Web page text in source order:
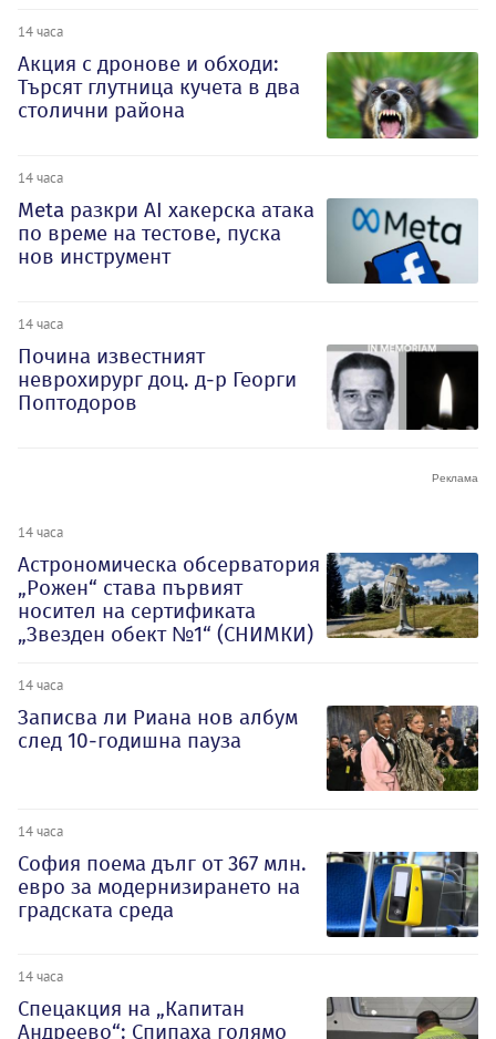
14 часа
Акция с дронове и обходи:
Търсят глутница кучета в два
столични района
14 часа
Meta разкри AI хакерска атака
по време на тестове, пуска
нов инструмент
14 часа
Почина известният
неврохирург доц. д-р Георги
Поптодоров
14 часа
Астрономическа обсерватория
„Рожен“ става първият
носител на сертификата
„Звезден обект №1“ (СНИМКИ)
14 часа
Записва ли Риана нов албум
след 10-годишна пауза
14 часа
София поема дълг от 367 млн.
евро за модернизирането на
градската среда
14 часа
Спецакция на „Капитан
Андреево“: Спипаха голямо